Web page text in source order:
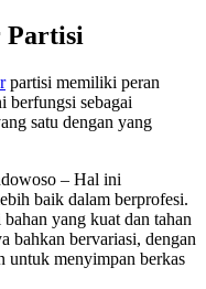
Partisi
partisi memiliki peran
berfungsi sebagai
satu dengan yang
– Hal ini
baik dalam berprofesi.
yang kuat dan tahan
bahkan bervariasi, dengan
untuk menyimpan berkas